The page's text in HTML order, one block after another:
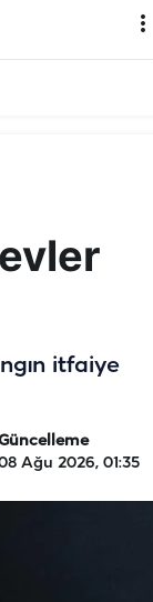
itfaiye
Ağu 2026, 01:35